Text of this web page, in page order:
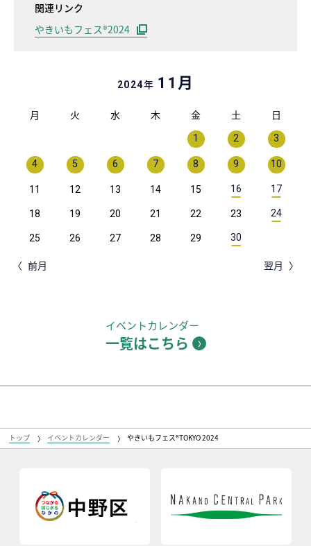
関連リンク
やきいもフェス®️2024
2024年 11 月
月 火 水 木 金 土 日
1 2 3
4 5 6 7 8 9 10
11 12 13 14 15 16 17
18 19 20 21 22 23 24
25 26 27 28 29 30
前月 翌月
イベントカレンダー
一覧はこちら
トップ イベントカレンダー やきいもフェス®️TOKYO 2024